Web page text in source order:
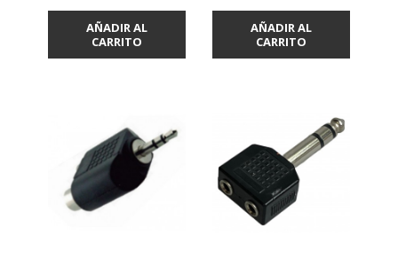
AÑADIR AL
CARRITO
AÑADIR AL
CARRITO